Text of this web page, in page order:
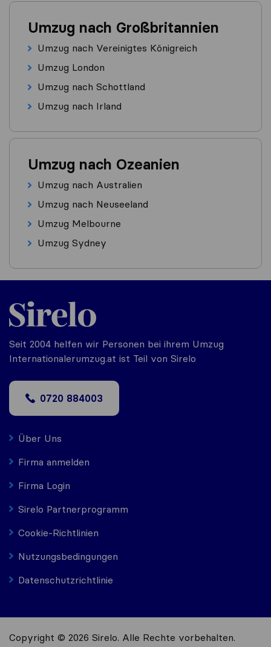
Umzug nach Großbritannien
Umzug nach Vereinigtes Königreich
Umzug London
Umzug nach Schottland
Umzug nach Irland
Umzug nach Ozeanien
Umzug nach Australien
Umzug nach Neuseeland
Umzug Melbourne
Umzug Sydney
Seit 2004 helfen wir Personen bei ihrem Umzug
Internationalerumzug.at ist Teil von Sirelo
0720 884003
Über Uns
Firma anmelden
Firma Login
Sirelo Partnerprogramm
Cookie-Richtlinien
Nutzungsbedingungen
Datenschutzrichtlinie
Copyright © 2026 Sirelo. Alle Rechte vorbehalten.